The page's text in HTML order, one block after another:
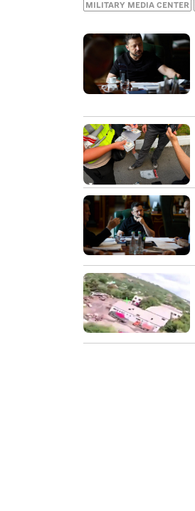
MILITARY MEDIA CENTER